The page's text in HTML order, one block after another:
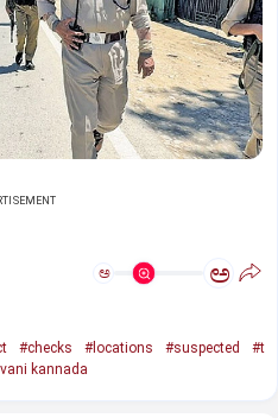
ಅ ಅ
#checks #locations #suspected
#t
kannada